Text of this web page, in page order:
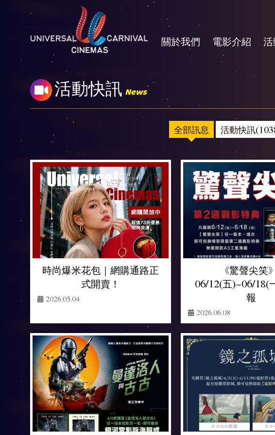
關於我們 電影介紹
活動快訊 News
全部訊息 活動快訊
時尚爆米花包｜網購通路正
式開賣！
2026.05.04
《驚聲尖笑
06/12(五)~06/18(
報
2026.06.08